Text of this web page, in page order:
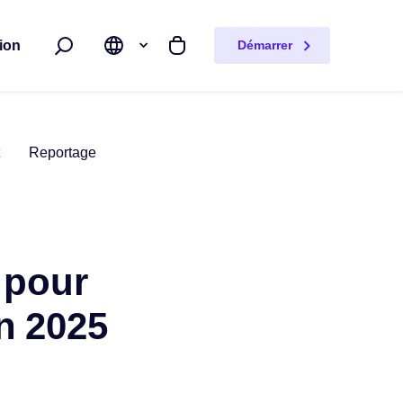
Rechercher Mon panier
Démarrer
Reportage
2025